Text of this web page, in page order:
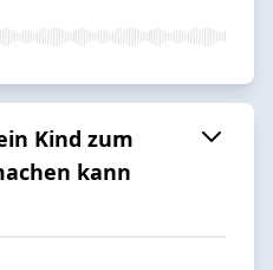
Kind zum
kann